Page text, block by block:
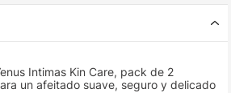
Intimas Kin Care, pack de 2
un afeitado suave, seguro y delicado